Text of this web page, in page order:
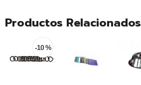
Productos Relacionados
-10 %